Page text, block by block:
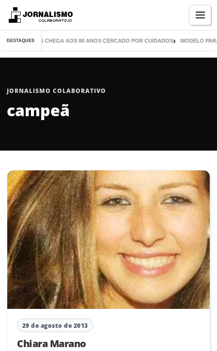
DESTAQUES
MIL LIVROS CHEGA AOS 80 ANOS CERCADO POR CUIDADOS MODELO
JORNALISMO COLABORATIVO
campeã
29 de agosto de 2013
Chiara Marano